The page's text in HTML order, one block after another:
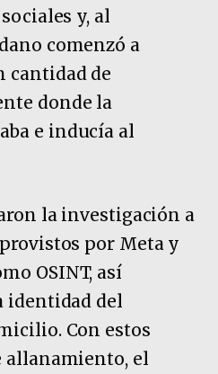
y, al
comenzó a
cantidad de
donde la
e inducía al
la investigación a
por Meta y
OSINT, así
identidad del
Con estos
allanamiento, el